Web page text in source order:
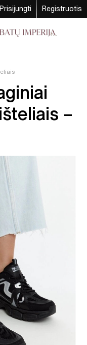
Prisijungti Registruotis
–